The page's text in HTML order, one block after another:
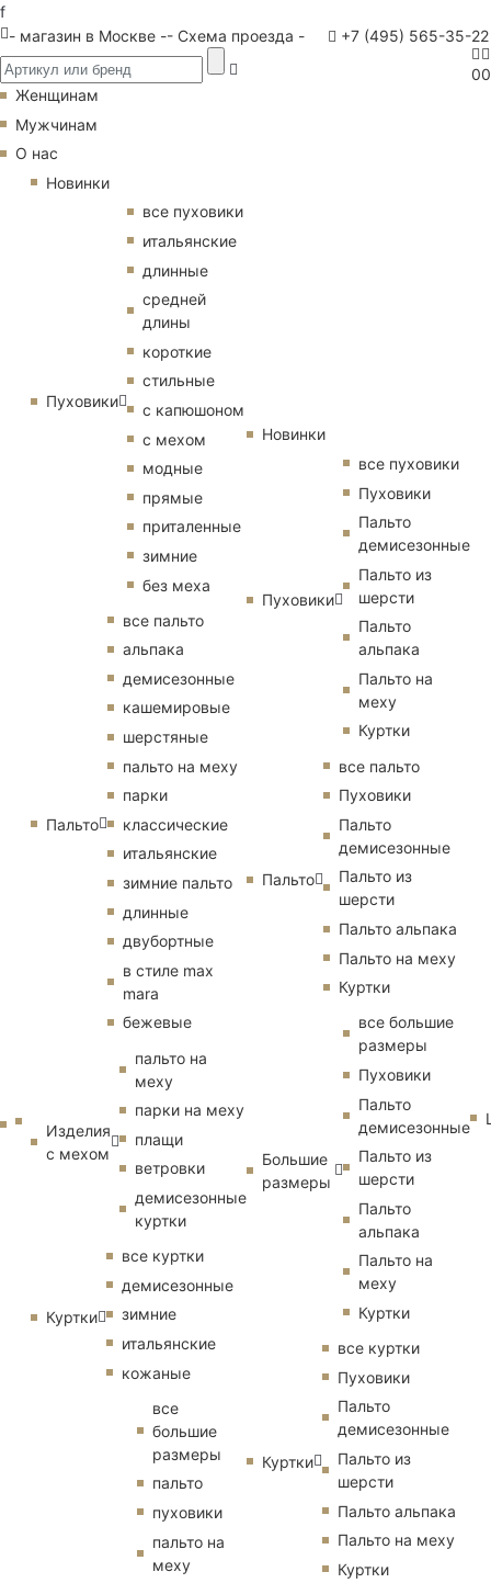
f
- магазин в Москве -- Схема проезда - +7 (495) 565-35-22
00
Женщинам
Мужчинам
О нас
Новинки
Пуховики
все пуховики
итальянские
длинные
средней
длины
короткие
стильные
с капюшоном
с мехом
модные
прямые
приталенные
зимние
без меха
Пальто
все пальто
альпака
демисезонные
кашемировые
шерстяные
пальто на меху
парки
классические
итальянские
зимние пальто
длинные
двубортные
в стиле max
mara
бежевые
Изделия
с мехом
пальто на
меху
парки на меху
плащи
ветровки
демисезонные
куртки
Куртки
все куртки
демисезонные
зимние
итальянские
кожаные
все
большие
размеры
пальто
пуховики
пальто на
меху
Новинки
Пуховики
все пуховики
Пуховики
Пальто
демисезонные
Пальто из
шерсти
Пальто
альпака
Пальто на
меху
Куртки
Пальто
все пальто
Пуховики
Пальто
демисезонные
Пальто из
шерсти
Пальто альпака
Пальто на меху
Куртки
Большие
размеры
все большие
размеры
Пуховики
Пальто
демисезонные
Пальто из
шерсти
Пальто
альпака
Пальто на
меху
Куртки
Куртки
все куртки
Пуховики
Пальто
демисезонные
Пальто из
шерсти
Пальто альпака
Пальто на меху
Куртки